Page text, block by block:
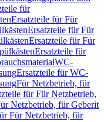
für
Ersatzteile für Für
Ersatzteile für Für
Ersatzteile für Für
Ersatzteile für
WC-
Ersatzteile für WC-
Für Netzbetrieb, für
für Für Netzbetrieb,
Netzbetrieb, für Geberit
Für Netzbetrieb, für